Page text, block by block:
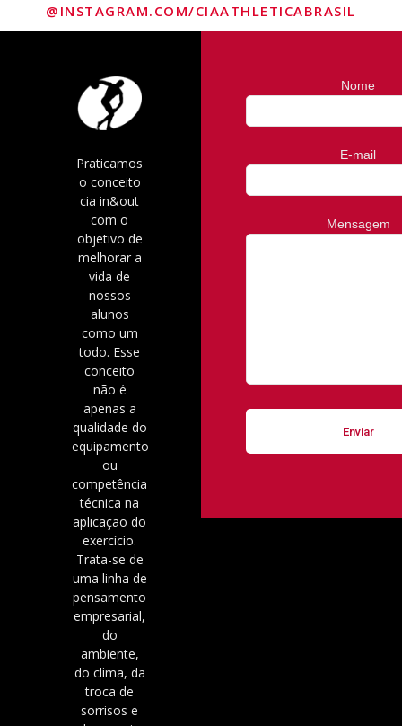
@INSTAGRAM.COM/CIAATHLETICABRASIL
Nome
E-mail
Mensagem
Praticamos
o conceito
cia in&out
com o
objetivo de
melhorar a
vida de
nossos
alunos
como um
todo. Esse
conceito
não é
apenas a
qualidade do
equipamento
ou
competência
técnica na
aplicação do
exercício.
Trata-se de
uma linha de
pensamento
empresarial,
do
ambiente,
do clima, da
troca de
sorrisos e